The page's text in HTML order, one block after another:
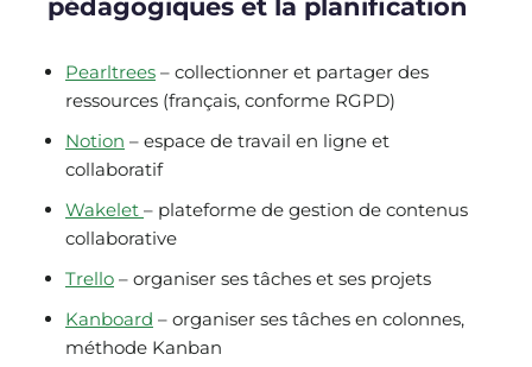
pédagogiques et la planification
Pearltrees – collectionner et partager des
ressources (français, conforme RGPD)
Notion – espace de travail en ligne et
collaboratif
Wakelet – plateforme de gestion de contenus
collaborative
Trello – organiser ses tâches et ses projets
Kanboard – organiser ses tâches en colonnes,
méthode Kanban